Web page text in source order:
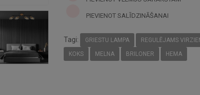
PIEVIENOT SALĪDZINĀŠANAI
Tagi: GRIESTU LAMPA REGULĒJAMS
KOKS
MELNA BRILONER HEMA